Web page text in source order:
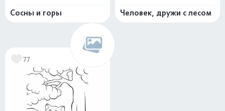
Сосны и горы Человек, дружи с лесом
77